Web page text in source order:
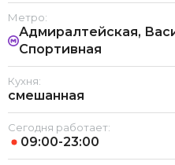
Метро:
Адмиралтейская,
Спортивная
Кухня:
смешанная
Сегодня работает:
09:00-23:00